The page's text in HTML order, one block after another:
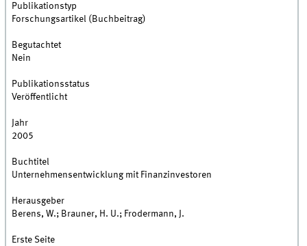
Publikationstyp
Forschungsartikel (Buchbeitrag)
Begutachtet
Nein
Publikationsstatus
Veröffentlicht
Jahr
2005
Buchtitel
Unternehmensentwicklung mit Finanzinvestoren
Herausgeber
Berens, W.; Brauner, H. U.; Frodermann, J.
Erste Seite